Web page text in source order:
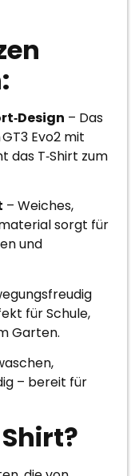
– Das
Evo2 mit
das T‑Shirt zum
– Weiches,
sorgt für
und
für Schule,
Garten.
– bereit für